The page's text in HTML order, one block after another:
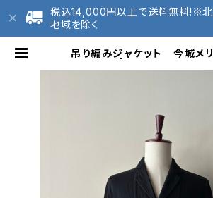
税込14,000円以上で送料無料!※北
地域を除く
吊り編みジャケット 今城メ